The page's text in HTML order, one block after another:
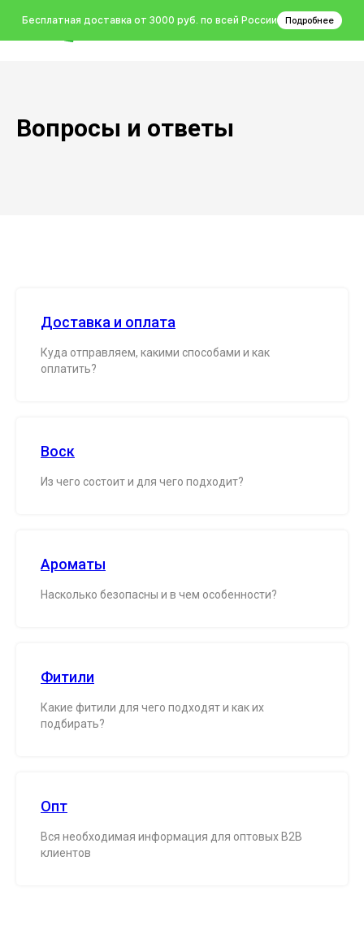
Бесплатная доставка от 3000 руб. по всей России Подробнее
Вопросы и ответы
Доставка и оплата
Куда отправляем, какими способами и как
оплатить?
Воск
Из чего состоит и для чего подходит?
Ароматы
Насколько безопасны и в чем особенности?
Фитили
Какие фитили для чего подходят и как их
подбирать?
Опт
Вся необходимая информация для оптовых B2B
клиентов